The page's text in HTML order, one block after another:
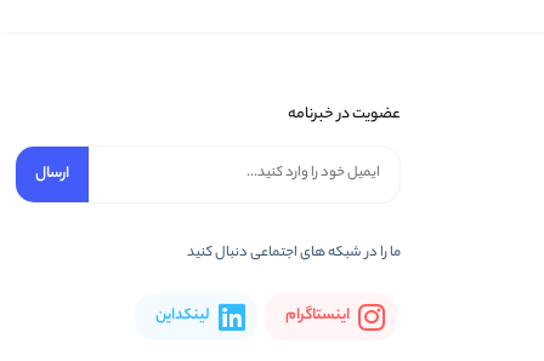
عضویت در خبرنامه
ارسال
ما را در شبکه های اجتماعی دنبال کنید
اینستاگرام لینکداین